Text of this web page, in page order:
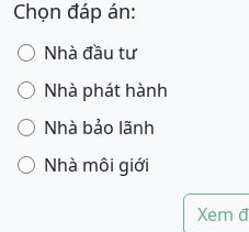
Chọn đáp án:
Nhà đầu tư
Nhà phát hành
Nhà bảo lãnh
Nhà môi giới
Xem